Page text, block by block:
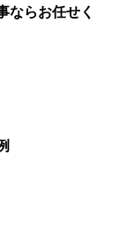
ならお任せく